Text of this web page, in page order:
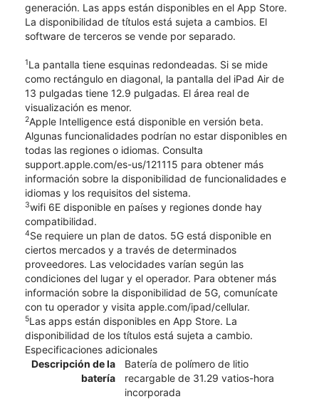
generación. Las apps están disponibles en el App Store.
La disponibilidad de títulos está sujeta a cambios. El
software de terceros se vende por separado.
1La pantalla tiene esquinas redondeadas. Si se mide
como rectángulo en diagonal, la pantalla del iPad Air de
13 pulgadas tiene 12.9 pulgadas. El área real de
visualización es menor.
2Apple Intelligence está disponible en versión beta.
Algunas funcionalidades podrían no estar disponibles en
todas las regiones o idiomas. Consulta
support.apple.com/es-us/121115 para obtener más
información sobre la disponibilidad de funcionalidades e
idiomas y los requisitos del sistema.
​​3wifi 6E disponible en países y regiones donde hay
compatibilidad.
4Se requiere un plan de datos. 5G está disponible en
ciertos mercados y a través de determinados
proveedores. Las velocidades varían según las
condiciones del lugar y el operador. Para obtener más
información sobre la disponibilidad de 5G, comunícate
con tu operador y visita apple.com/ipad/cellular.
5Las apps están disponibles en App Store. La
disponibilidad de los títulos está sujeta a cambio.
Especificaciones adicionales
Descripción de la
batería
Batería de polímero de litio
recargable de 31.29 vatios-hora
incorporada